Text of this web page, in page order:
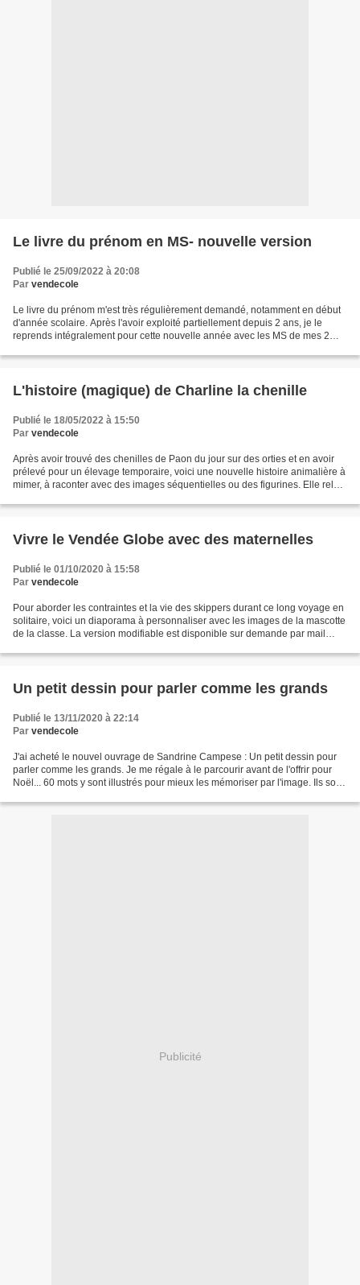
Le livre du prénom en MS- nouvelle version
Publié le 25/09/2022 à 20:08
Par vendecole
Le livre du prénom m'est très régulièrement demandé, notamment en début
d'année scolaire. Après l'avoir exploité partiellement depuis 2 ans, je le
reprends intégralement pour cette nouvelle année avec les MS de mes 2
L'histoire (magique) de Charline la chenille
Publié le 18/05/2022 à 15:50
Par vendecole
Après avoir trouvé des chenilles de Paon du jour sur des orties et en avoir
prélevé pour un élevage temporaire, voici une nouvelle histoire animalière à
mimer, à raconter avec des images séquentielles ou des figurines. Elle relate
Vivre le Vendée Globe avec des maternelles
Publié le 01/10/2020 à 15:58
Par vendecole
Pour aborder les contraintes et la vie des skippers durant ce long voyage en
solitaire, voici un diaporama à personnaliser avec les images de la mascotte
de la classe. La version modifiable est disponible sur demande par mail
Un petit dessin pour parler comme les grands
Publié le 13/11/2020 à 22:14
Par vendecole
J'ai acheté le nouvel ouvrage de Sandrine Campese : Un petit dessin pour
parler comme les grands. Je me régale à le parcourir avant de l'offrir pour
Noël... 60 mots y sont illustrés pour mieux les mémoriser par l'image. Ils sont
Publicité